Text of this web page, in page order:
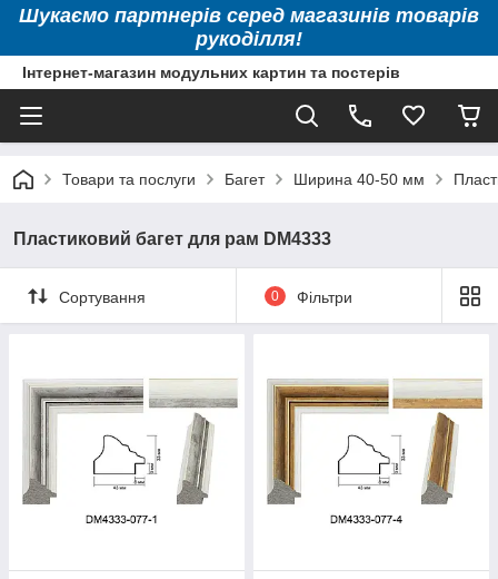
Шукаємо партнерів серед магазинів товарів
рукоділля!
Інтернет-магазин модульних картин та постерів
Товари та послуги Багет Ширина 40-50 мм
Пластиковий багет для рам DM4333
Сортування 0 Фільтри